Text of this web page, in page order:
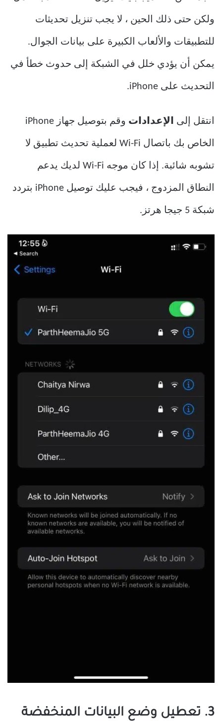
ولكن حتى ذلك الحين ، لا يجب تنزيل تحديثات
للتطبيقات والألعاب الكبيرة على بيانات الجوال.
يمكن أن يؤدي خلل في الشبكة إلى حدوث خطأ في
التحديث على iPhone.
انتقل إلى الإعدادات وقم بتوصيل جهاز iPhone
الخاص بك باتصال Wi-Fi لعملية تحديث تطبيق لا
تشوبه شائبة. إذا كان موجه Wi-Fi لديك يدعم
النطاق المزدوج ، فيجب عليك توصيل iPhone بتردد
شبكة 5 جيجا هرتز.
3. تعطيل وضع البيانات المنخفضة